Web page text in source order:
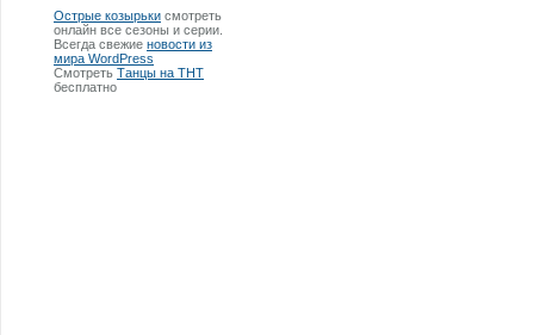
Острые козырьки смотреть
онлайн все сезоны и серии.
Всегда свежие новости из
мира WordPress
Смотреть Танцы на ТНТ
бесплатно